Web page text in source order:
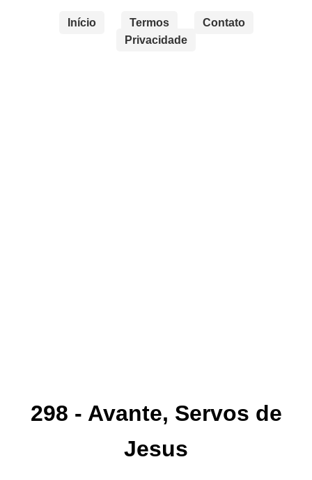
Início Termos
Contato
Privacidade
298 - Avante, Servos de
Jesus